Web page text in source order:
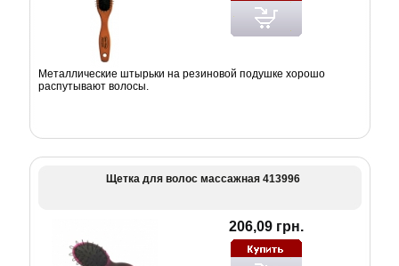
Металлические штырьки на резиновой подушке хорошо
распутывают волосы.
Щетка для волос массажная 413996
206,09 грн.